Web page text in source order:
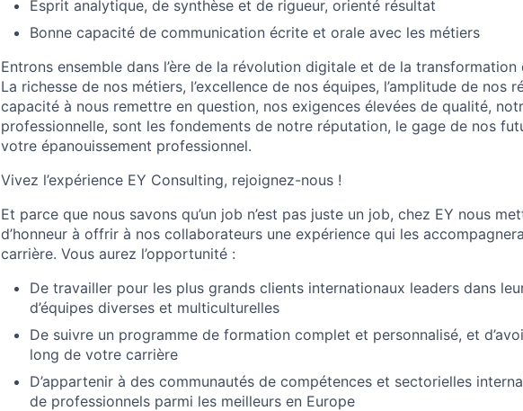
Esprit analytique, de synthèse et de rigueur, orienté résultat
Bonne capacité de communication écrite et orale avec les métiers
Entrons ensemble dans l’ère de la révolution digitale et de la transformation
La richesse de nos métiers, l’excellence de nos équipes, l’amplitude de nos
capacité à nous remettre en question, nos exigences élevées de qualité,
professionnelle, sont les fondements de notre réputation, le gage de nos
votre épanouissement professionnel.
Vivez l’expérience EY Consulting, rejoignez-nous !
Et parce que nous savons qu’un job n’est pas juste un job, chez EY nous
d’honneur à offrir à nos collaborateurs une expérience qui les
carrière. Vous aurez l’opportunité :
De travailler pour les plus grands clients internationaux leaders dans
d’équipes diverses et multiculturelles
De suivre un programme de formation complet et personnalisé, et
long de votre carrière
D’appartenir à des communautés de compétences et sectorielles
de professionnels parmi les meilleurs en Europe